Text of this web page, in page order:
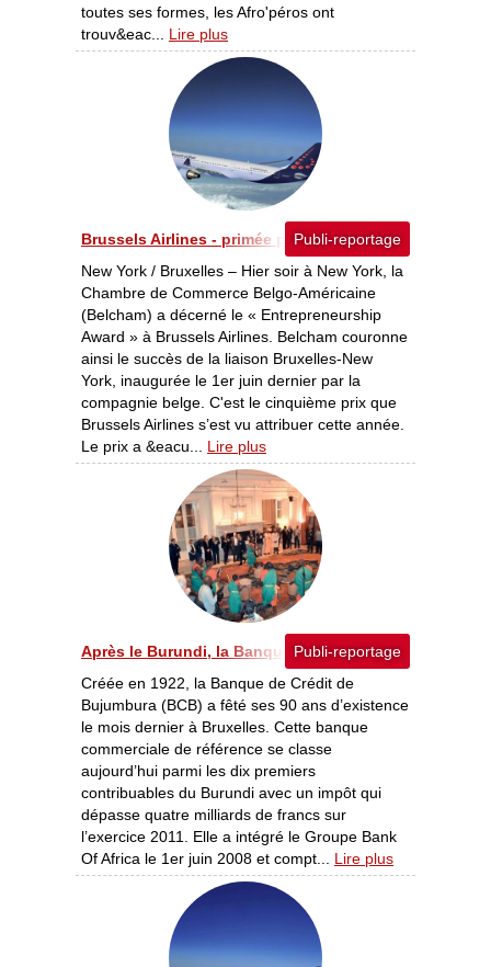
toutes ses formes, les Afro'péros ont
trouv&eac... Lire plus
Publi-reportage
Brussels Airlines - primée par la Chambre de
New York / Bruxelles – Hier soir à New York, la
Chambre de Commerce Belgo-Américaine
(Belcham) a décerné le « Entrepreneurship
Award » à Brussels Airlines. Belcham couronne
ainsi le succès de la liaison Bruxelles-New
York, inaugurée le 1er juin dernier par la
compagnie belge. C'est le cinquième prix que
Brussels Airlines s’est vu attribuer cette année.
Le prix a &eacu... Lire plus
Publi-reportage
Après le Burundi, la Banque de Crédit de Bujumbura
Créée en 1922, la Banque de Crédit de
Bujumbura (BCB) a fêté ses 90 ans d’existence
le mois dernier à Bruxelles. Cette banque
commerciale de référence se classe
aujourd’hui parmi les dix premiers
contribuables du Burundi avec un impôt qui
dépasse quatre milliards de francs sur
l’exercice 2011. Elle a intégré le Groupe Bank
Of Africa le 1er juin 2008 et compt... Lire plus